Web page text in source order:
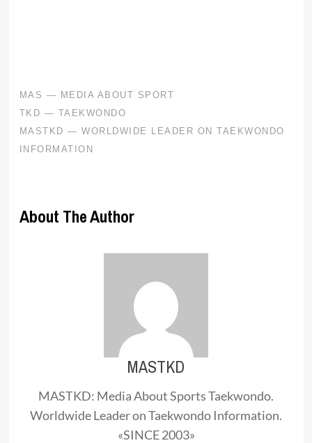
About The Author
MASTKD
MASTKD: Media About Sports Taekwondo.
Worldwide Leader on Taekwondo Information.
«SINCE 2003»